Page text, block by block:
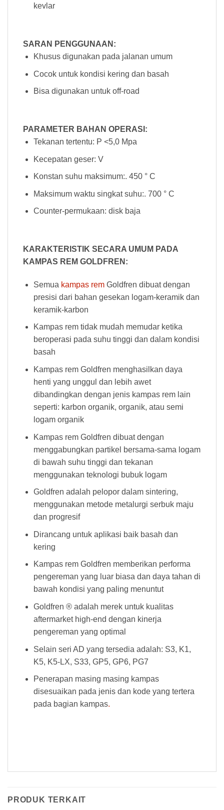
kevlar
SARAN PENGGUNAAN:
Khusus digunakan pada jalanan umum
Cocok untuk kondisi kering dan basah
Bisa digunakan untuk off-road
PARAMETER BAHAN OPERASI:
Tekanan tertentu: P <5,0 Mpa
Kecepatan geser: V
Konstan suhu maksimum:. 450 ° C
Maksimum waktu singkat suhu:. 700 ° C
Counter-permukaan: disk baja
KARAKTERISTIK SECARA UMUM PADA
KAMPAS REM GOLDFREN:
Semua kampas remGoldfren dibuat dengan
presisi dari bahan gesekan logam-keramik dan
keramik-karbon
Kampas rem tidak mudah memudar ketika
beroperasi pada suhu tinggi dan dalam kondisi
basah
Kampas rem Goldfren menghasilkan daya
henti yang unggul dan lebih awet
dibandingkan dengan jenis kampas rem lain
seperti: karbon organik, organik, atau semi
logam organik
Kampas rem Goldfren dibuat dengan
menggabungkan partikel bersama-sama logam
di bawah suhu tinggi dan tekanan
menggunakan teknologi bubuk logam
Goldfren adalah pelopor dalam sintering,
menggunakan metode metalurgi serbuk maju
dan progresif
Dirancang untuk aplikasi baik basah dan
kering
Kampas rem Goldfren memberikan performa
pengereman yang luar biasa dan daya tahan di
bawah kondisi yang paling menuntut
Goldfren ® adalah merek untuk kualitas
aftermarket high-end dengan kinerja
pengereman yang optimal
Selain seri AD yang tersedia adalah: S3, K1,
K5, K5-LX, S33, GP5, GP6, PG7
Penerapan masing masing kampas
disesuaikan pada jenis dan kode yang tertera
pada bagian kampas.
PRODUK TERKAIT